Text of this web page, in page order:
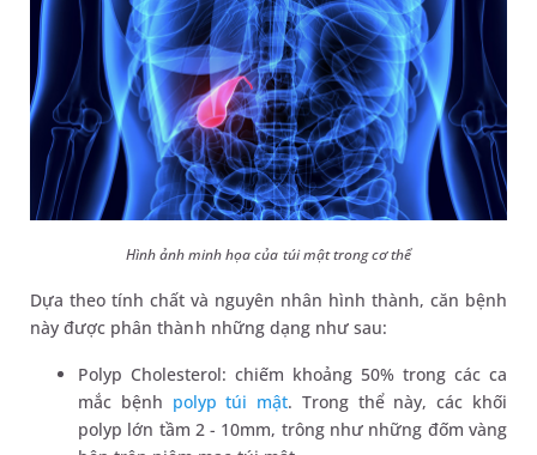
Hình ảnh minh họa của túi mật trong cơ thể
Dựa theo tính chất và nguyên nhân hình thành, căn bệnh
này được phân thành những dạng như sau:
Polyp Cholesterol: chiếm khoảng 50% trong các ca
mắc bệnh polyp túi mật. Trong thể này, các khối
polyp lớn tầm 2 - 10mm, trông như những đốm vàng